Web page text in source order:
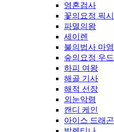
영혼검사
꽃의요정 픽시
파멸의왕
세이렌
불의법사 마염
숲의요정 우드
하피 여왕
해골 기사
해적 선장
외눈악령
캔디 케인
아이스 드래곤